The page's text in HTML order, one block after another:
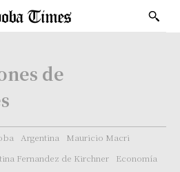
de
Argentina
Mauricio Macri
Fernandez de Kirchner
Economía